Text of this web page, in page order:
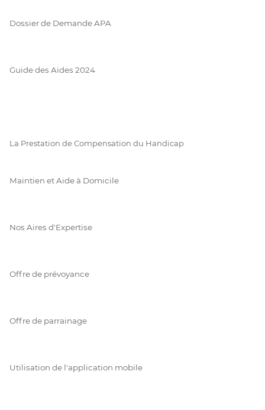
Dossier de Demande APA
Guide des Aides 2024
La Prestation de Compensation du Handicap
Maintien et Aide à Domicile
Nos Aires d'Expertise
Offre de prévoyance
Offre de parrainage
Utilisation de l'application mobile